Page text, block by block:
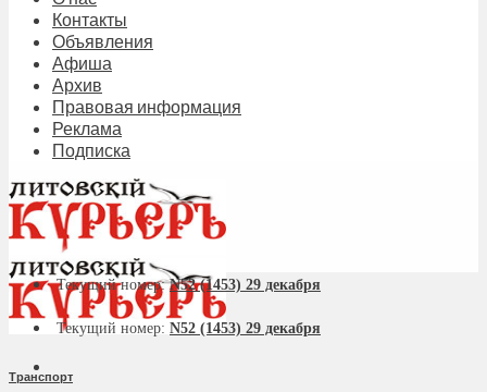
Контакты
Объявления
Афиша
Архив
Правовая информация
Реклама
Подписка
Текущий номер:N52 (1453) 29 декабря
Текущий номер: N52 (1453) 29 декабря
Транспорт